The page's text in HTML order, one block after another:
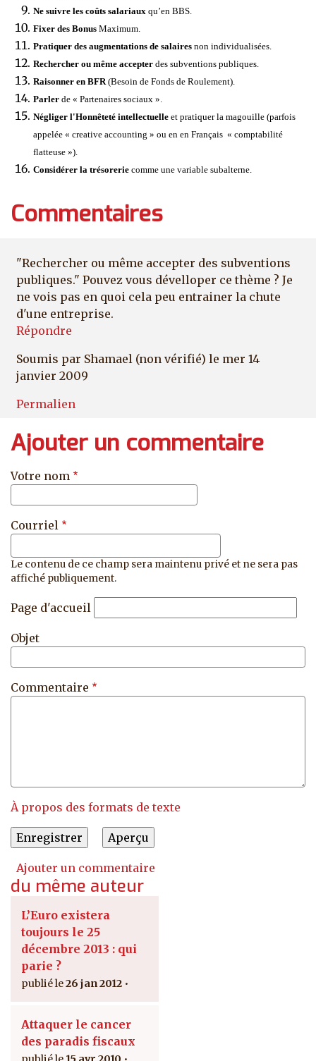
Ne suivre les coûts salariaux qu’en BBS.
Fixer des Bonus Maximum.
Pratiquer des augmentations de salaires non individualisées.
Rechercher ou même accepter des subventions publiques.
Raisonner en BFR(Besoin de Fonds de Roulement).
Parler de « Partenaires sociaux ».
Négliger l'Honnêteté intellectuelle et pratiquer la magouille (parfois
appelée « creative accounting » ou en en Français « comptabilité
flatteuse »).
Considérer la trésorerie comme une variable subalterne.
Commentaires
"Rechercher ou même accepter des subventions
publiques." Pouvez vous dévelloper ce thème ? Je
ne vois pas en quoi cela peu entrainer la chute
d'une entreprise.
Répondre
Soumis par Shamael (non vérifié) le mer 14
janvier 2009
Permalien
Ajouter un commentaire
Votre nom
Courriel
Le contenu de ce champ sera maintenu privé et ne sera pas
affiché publiquement.
Page d'accueil
Objet
Commentaire
À propos des formats de texte
Ajouter un commentaire
du même auteur
L’Euro existera
toujours le 25
décembre 2013 : qui
parie ?
26 jan 2012
Attaquer le cancer
des paradis fiscaux